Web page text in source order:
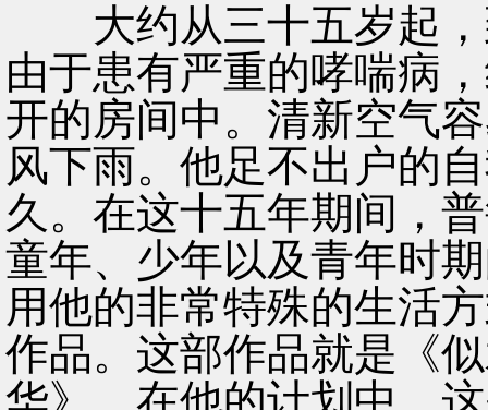
大约从三十五岁起，
由于患有严重的哮喘病
开的房间中。清新空气
风下雨。他足不出户的
久。在这十五年期间，
童年、少年以及青年时
用他的非常特殊的生活
作品。这部作品就是《